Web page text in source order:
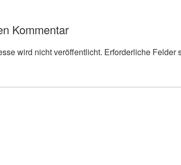
Kommentar
wird nicht veröffentlicht. Erforderliche Felder